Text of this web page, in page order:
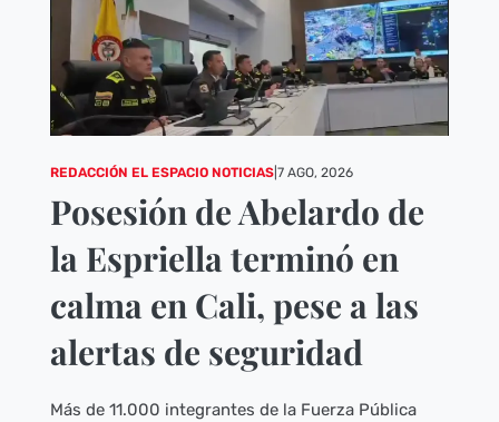
REDACCIÓN EL ESPACIO NOTICIAS| 7 AGO, 2026
Posesión de Abelardo de
la Espriella terminó en
calma en Cali, pese a las
alertas de seguridad
Más de 11.000 integrantes de la Fuerza Pública